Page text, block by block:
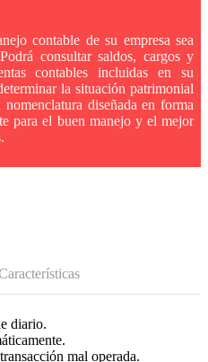
contable de su empresa sea
consultar saldos, cargos y
contables incluidas en su
la situación patrimonial
diseñada en forma
para el buen manejo y el mejor
diario.
mal operada.